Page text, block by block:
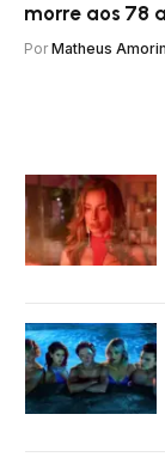
morre aos 78
Por Matheus